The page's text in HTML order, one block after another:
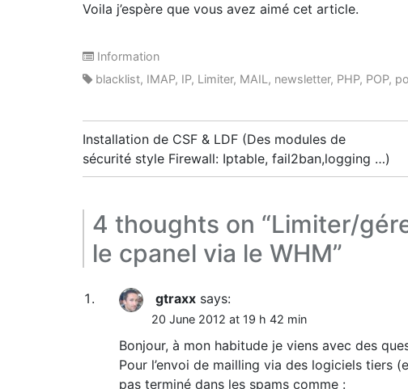
Voila j’espère que vous avez aimé cet article.
Information
blacklist, IMAP, IP, Limiter, MAIL , newsletter, PHP, POP,
Post
navigation
Installation de CSF & LDF (Des modules de
sécurité style Firewall: Iptable, fail2ban,logging …)
4 thoughts on “Limiter/
le cpanel via le WHM”
gtraxx says:
20 June 2012 at 19 h 42 min
Bonjour, à mon habitude je viens avec des
Pour l’envoi de mailling via des logiciels tiers
pas terminé dans les spams comme :